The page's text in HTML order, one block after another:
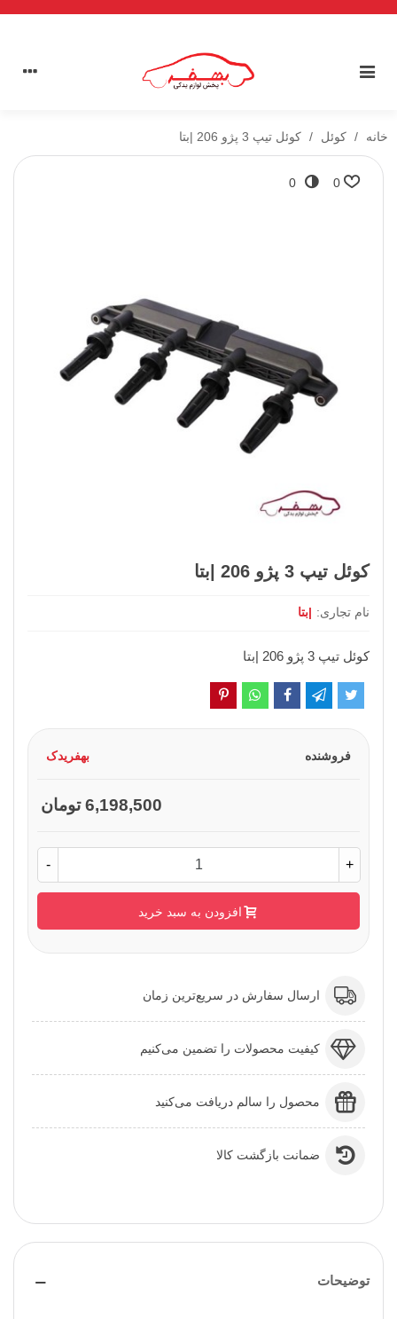
خانه / کوئل / کوئل تیپ 3 پژو 206 |بتا
0
0
کوئل تیپ 3 پژو 206 |بتا
نام تجاری: |بتا
کوئل تیپ 3 پژو 206 |بتا
فروشنده بهفریدک
6,198,500 تومان
- +
افزودن به سبد خرید
ارسال سفارش در سریع‌ترین زمان
کیفیت محصولات را تضمین می‌کنیم
محصول را سالم دریافت می‌کنید
ضمانت بازگشت کالا
توضیحات